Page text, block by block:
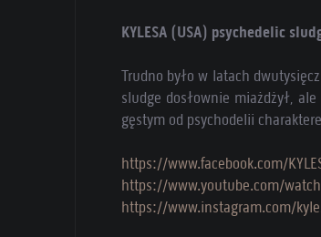
KYLESA (USA) psychedelic
Trudno było w latach
sludge dosłownie miażdżył,
gęstym od psychodelii
https://www.facebook.com/
https://www.youtube.com/
https://www.instagram.com/